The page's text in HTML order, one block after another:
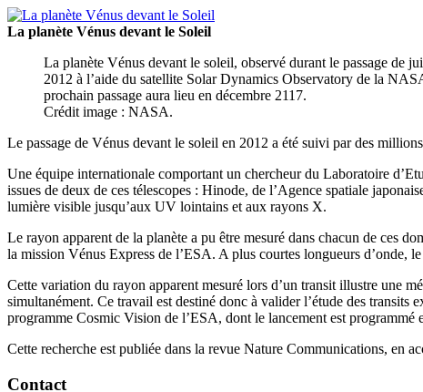
La planète Vénus devant le Soleil
La planète Vénus devant le soleil, observé durant le passage de
2012 à l’aide du satellite Solar Dynamics Observatory de la
prochain passage aura lieu en décembre 2117.
Crédit image : NASA.
Le passage de Vénus devant le soleil en 2012 a été suivi par des
Une équipe internationale comportant un chercheur du Laboratoire
issues de deux de ces télescopes : Hinode, de l’Agence spatiale
lumière visible jusqu’aux UV lointains et aux rayons X.
Le rayon apparent de la planète a pu être mesuré dans chacun de ces
la mission Vénus Express de l’ESA. A plus courtes longueurs d’onde,
Cette variation du rayon apparent mesuré lors d’un transit illustre une
simultanément. Ce travail est destiné donc à valider l’étude des
programme Cosmic Vision de l’ESA, dont le lancement est programmé
Cette recherche est publiée dans la revue Nature Communications, en
Contact